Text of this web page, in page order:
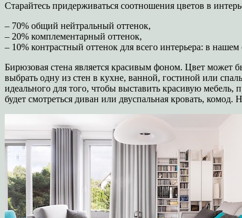
Старайтесь придерживаться соотношения цветов в
– 70% общий нейтральный оттенок,
– 20% комплементарный оттенок,
– 10% контрастный оттенок для всего интерьера: в нашем
Бирюзовая стена является красивым фоном. Цвет
выбрать одну из стен в кухне, ванной, гостиной или
идеального для того, чтобы выставить красивую
будет смотреться диван или двуспальная кровать,